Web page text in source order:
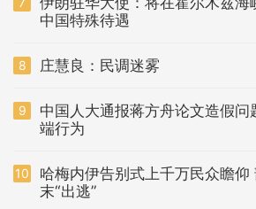
中国特殊待遇
8 庄慧良：民调迷雾
9
中国人大通报蒋方舟论文造假问
端行为
10
哈梅内伊告别式上千万民众瞻仰
末“出逃”